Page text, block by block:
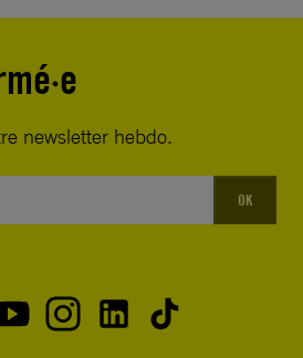
newsletter hebdo.
OK